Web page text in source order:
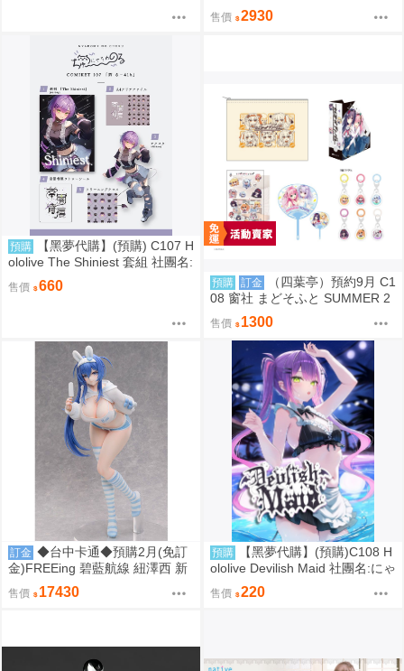
黑色戰衣蜘蛛人 共生體蜘蛛人 免
訂金0928
售價 2930
預購
【黑夢代購】(預購) C107 H
ololive The Shiniest 套組 社團名:
にゃろめのちゅーる 繪師:にゃろ
め
售價 660 預購 訂金
（四葉亭）預約9月 C1
08 窗社 まどそふと SUMMER 2
026 精品組 0814
售價 1300
訂金 ◆台中卡通◆預購2月(免訂
金)FREEing 碧藍航線 紐澤西 新
澤西 宿舍計劃Ver. 1/3 0917
售價 17430
預購
【黑夢代購】(預購)C108 H
ololive Devilish Maid 社團名:にゃ
ろめのちゅーる 繪師:にゃろめ
售價 220